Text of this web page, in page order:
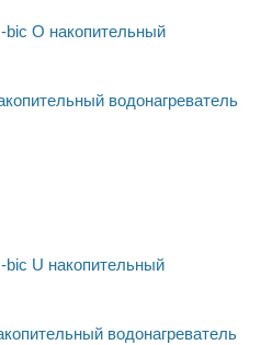
водонагреватель
водонагреватель